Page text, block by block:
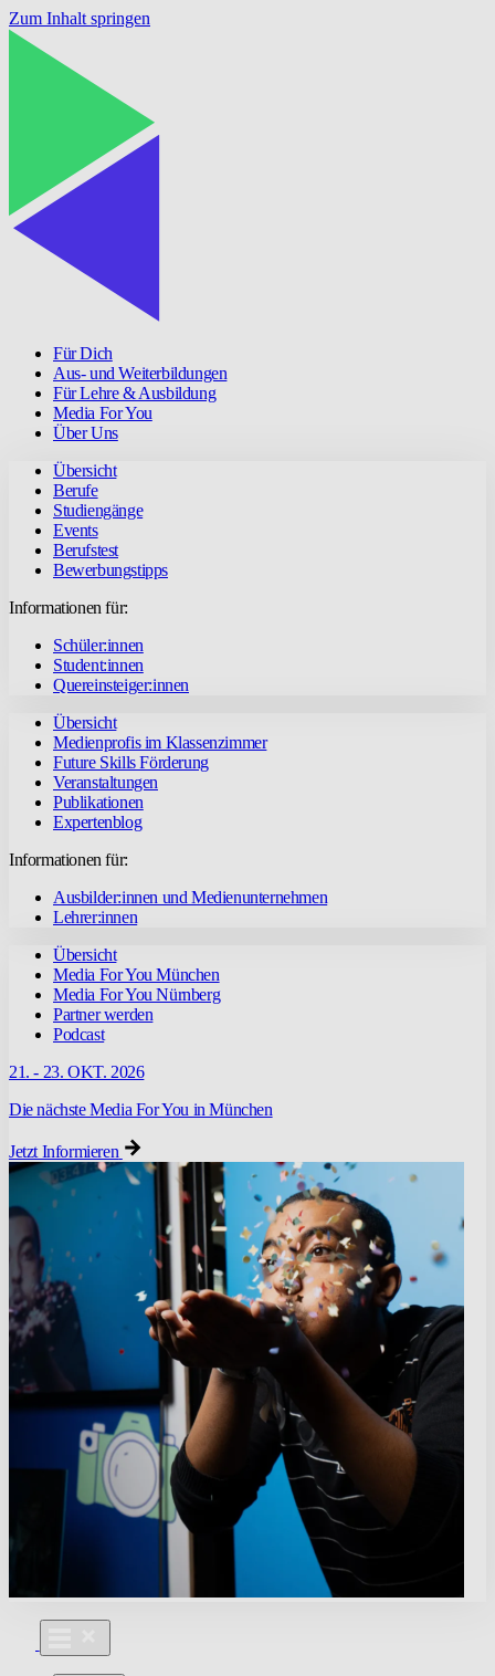
Zum Inhalt springen
Für Dich
Aus- und Weiterbildungen
Für Lehre & Ausbildung
Media For You
Über Uns
Übersicht
Berufe
Studiengänge
Events
Berufstest
Bewerbungstipps
Informationen für:
Schüler:innen
Student:innen
Quereinsteiger:innen
Übersicht
Medienprofis im Klassenzimmer
Future Skills Förderung
Veranstaltungen
Publikationen
Expertenblog
Informationen für:
Ausbilder:innen und Medienunternehmen
Lehrer:innen
Übersicht
Media For You München
Media For You Nürnberg
Partner werden
Podcast
21. - 23. OKT. 2026
Die nächste Media For You in München
Jetzt Informieren